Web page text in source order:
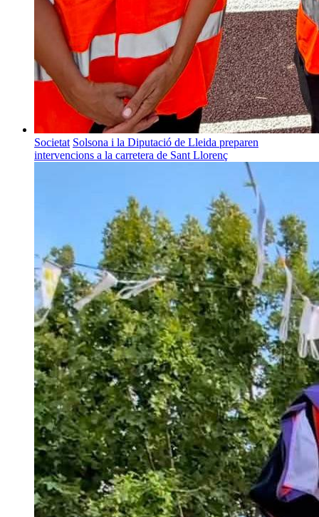
Societat Solsona i la Diputació de Lleida preparen
intervencions a la carretera de Sant Llorenç